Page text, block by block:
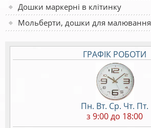
Дошки маркерні в клітинку
Мольберти, дошки для малювання
ГРАФІК РОБОТИ
Пн. Вт. Ср. Чт. Пт.
з 9:00 до 18:00